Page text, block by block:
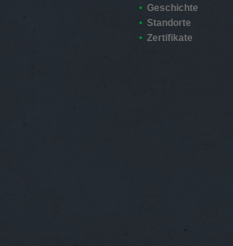
Geschichte
Standorte
Zertifikate